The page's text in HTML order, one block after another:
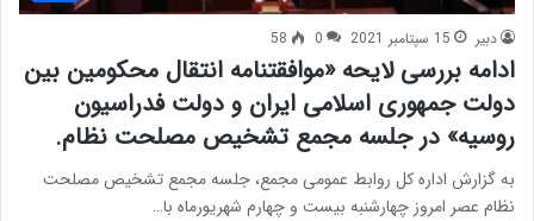
دبیر 15 سپتامبر 2021 0
58
ادامه بررسی لایحه «موافقتنامه انتقال محکومین بین
دولت جمهوری اسلامی ایران و دولت فدراسیون
روسیه» در جلسه مجمع تشخیص مصلحت نظام.
به گزارش اداره کل روابط عمومی مجمع، جلسه مجمع تشخیص مصلحت
نظام عصر امروز چهارشنبه بیست و چهارم شهریورماه با…